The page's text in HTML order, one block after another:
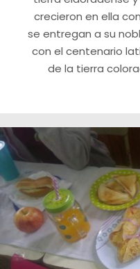
crecieron en ella
se entregan a su
con el centenario
de la tierra